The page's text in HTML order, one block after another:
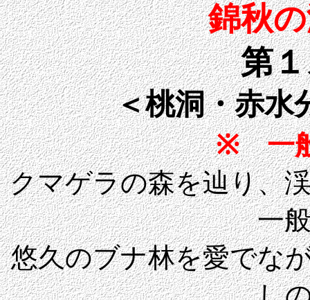
錦秋
第
＜桃洞・赤
※ 一
クマゲラの森を辿り、
一
悠久のブナ林を愛でな